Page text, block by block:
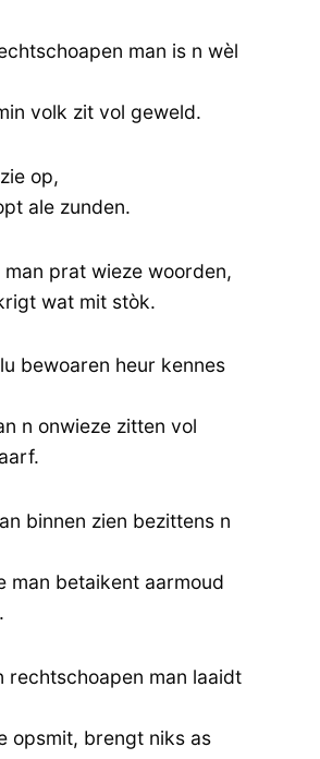
man is n wèl
volk zit vol geweld.
op,
ale zunden.
prat wieze woorden,
wat mit stòk.
bewoaren heur kennes
n onwieze zitten vol
binnen zien bezittens n
man betaikent aarmoud
rechtschoapen man laaidt
opsmit, brengt niks as